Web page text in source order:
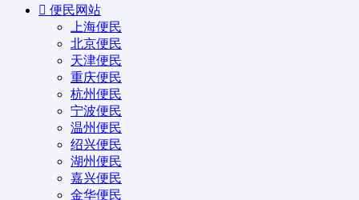
便民网站
上海便民
北京便民
天津便民
重庆便民
杭州便民
宁波便民
温州便民
绍兴便民
湖州便民
嘉兴便民
金华便民